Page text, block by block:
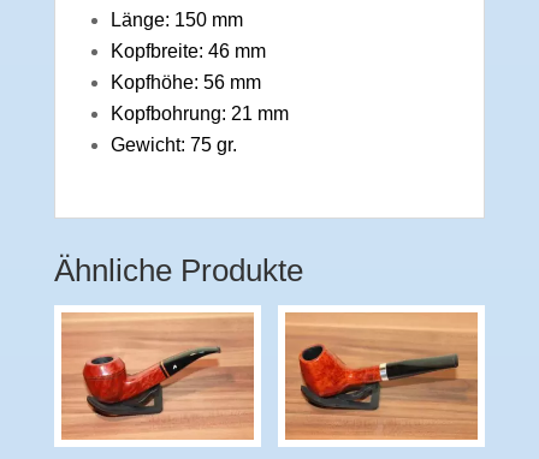
Länge: 150 mm
Kopfbreite: 46 mm
Kopfhöhe: 56 mm
Kopfbohrung: 21 mm
Gewicht: 75 gr.
Ähnliche Produkte